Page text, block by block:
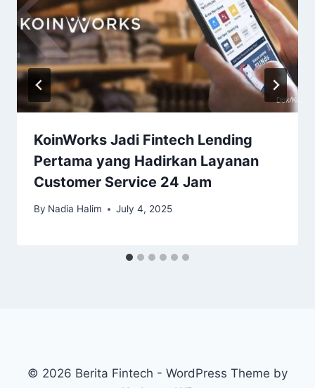
KoinWorks Jadi Fintech Lending
Pertama yang Hadirkan Layanan
Customer Service 24 Jam
By Nadia Halim July 4, 2025
© 2026 Berita Fintech - WordPress Theme by